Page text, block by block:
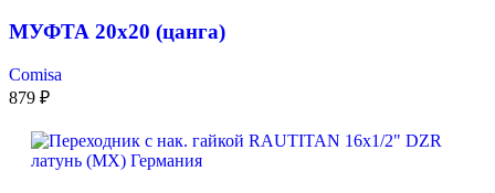
МУФТА 20х20 (цанга)
Comisa
879 ₽